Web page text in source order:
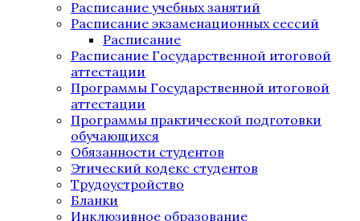
Расписание учебных занятий
Расписание экзаменационных сессий
Расписание
Расписание Государственной итоговой
аттестации
Программы Государственной итоговой
аттестации
Программы практической подготовки
обучающихся
Обязанности студентов
Этический кодекс студентов
Трудоустройство
Бланки
Инклюзивное образование